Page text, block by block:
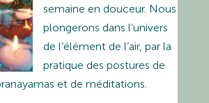
semaine en douceur. Nous
plongerons dans l’univers
de l’élément de l’air, par la
pratique des postures de
et de méditations.